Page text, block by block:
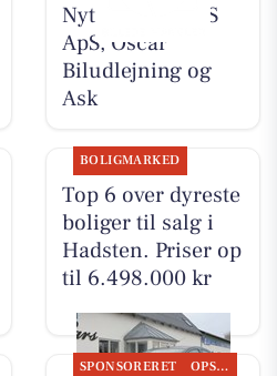
Nyt fra TT CARS
ApS, Oscar
Biludlejning og
Ask
BOLIGMARKED
Top 6 over dyreste
boliger til salg i
Hadsten. Priser op
til 6.498.000 kr
SPONSORERET OPSLAGSTAVLEN